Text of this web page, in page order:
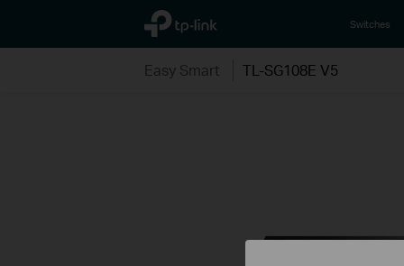
TP-Link, Reliably Smart Switches
Easy Smart TL-SG108E V5